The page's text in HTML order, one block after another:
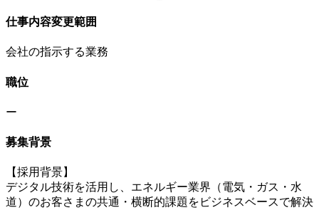
仕事内容変更範囲
会社の指示する業務
職位
ー
募集背景
【採用背景】
デジタル技術を活用し、エネルギー業界（電気・ガス・水
道）のお客さまの共通・横断的課題をビジネスベースで解決